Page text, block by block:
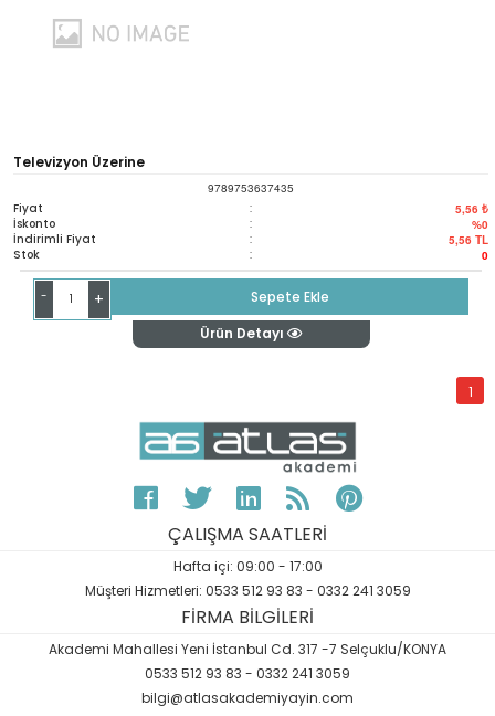
Televizyon Üzerine
9789753637435
Fiyat : 5,56 ₺
İskonto : %0
İndirimli Fiyat : 5,56 TL
Stok : 0
- +
Sepete Ekle
Ürün Detayı
1
ÇALIŞMA SAATLERİ
Hafta içi: 09:00 - 17:00
Müşteri Hizmetleri: 0533 512 93 83 - 0332 241 3059
FİRMA BİLGİLERİ
Akademi Mahallesi Yeni İstanbul Cd. 317 -7 Selçuklu/KONYA
0533 512 93 83 - 0332 241 3059
bilgi@atlasakademiyayin.com